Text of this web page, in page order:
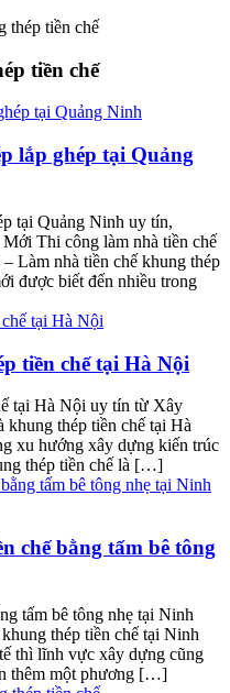
thép tiền chế
tiền chế
lắp ghép tại Quảng
tại Quảng Ninh uy tín,
Thi công làm nhà tiền chế
Làm nhà tiền chế khung thép
được biết đến nhiều trong
tiền chế tại Hà Nội
tại Hà Nội uy tín từ Xây
thép tiền chế tại Hà
xu hướng xây dựng kiến trúc
thép tiền chế là […]
chế bằng tấm bê tông
tấm bê tông nhẹ tại Ninh
thép tiền chế tại Ninh
thì lĩnh vực xây dựng cũng
thêm một phương […]